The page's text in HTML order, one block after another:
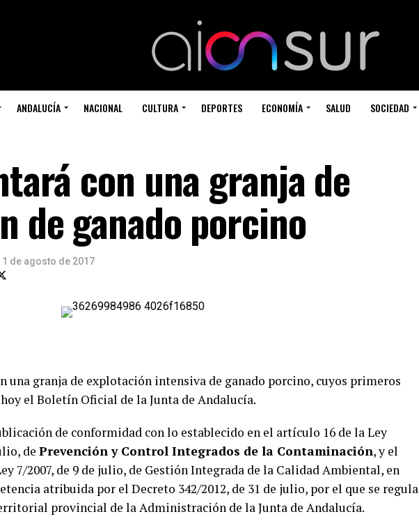
ANDALUCÍA NACIONAL CULTURA DEPORTES ECONOMÍA SALUD SOCIEDAD
con una granja de
de ganado porcino
1 de agosto de 2017
una granja de explotación intensiva de ganado porcino, cuyos primeros
el Boletín Oficial de la Junta de Andalucía.
de conformidad con lo establecido en el artículo 16 de la Ley
de Prevención y Control Integrados de la Contaminación, y el
7/2007, de 9 de julio, de Gestión Integrada de la Calidad Ambiental, en
atribuida por el Decreto 342/2012, de 31 de julio, por el que se regula
provincial de la Administración de la Junta de Andalucía.